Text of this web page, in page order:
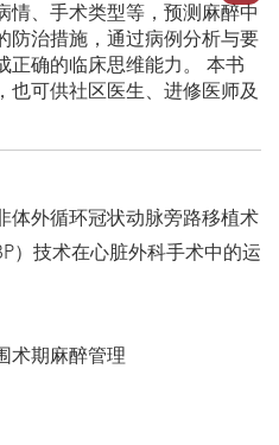
情、手术类型等，预测麻醉中
防治措施，通过病例分析与要
正确的临床思维能力。 本书
也可供社区医生、进修医师及
体外循环冠状动脉旁路移植术
）技术在心脏外科手术中的运
术期麻醉管理